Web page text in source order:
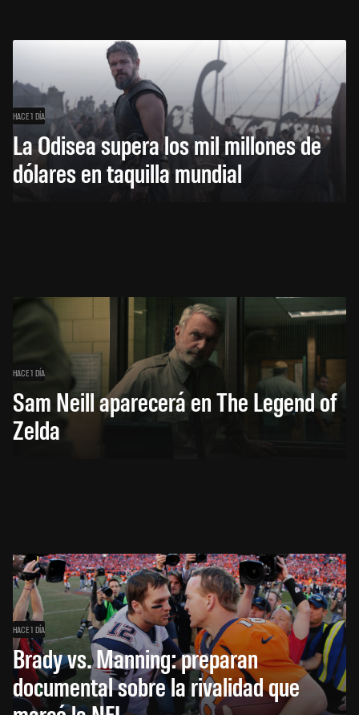
HACE 1 DÍA
La Odisea supera los mil millones de
dólares en taquilla mundial
HACE 1 DÍA
Sam Neill aparecerá en The Legend of
Zelda
HACE 1 DÍA
Brady vs. Manning: preparan
documental sobre la rivalidad que